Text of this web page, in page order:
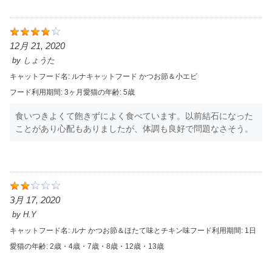
12月 21, 2020
by しょうた
キャットフード名: ルナキャットフード かつお節＆小エビ
フード利用期間: 3ヶ月愛猫の年齢: 5歳
食いつきよくて飽きずによく食べています。以前結石になった
ことがあり心配もありましたが、体調も良好で問題なさそう。
3月 17, 2020
byH.Y
キャットフード名: ルナ かつお節＆ほたて味とチキン味フード利用期間: 1日
愛猫の年齢: 2歳・4歳・7歳・8歳・12歳・13歳